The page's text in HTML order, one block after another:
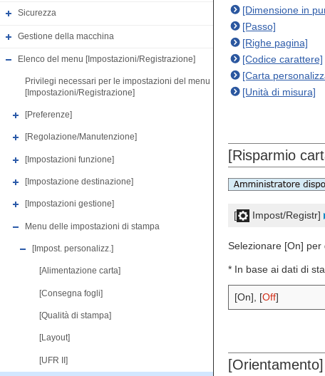
Sicurezza
Gestione della macchina
Elenco del menu [Impostazioni/Registrazione]
Privilegi necessari per le impostazioni del menu
[Impostazioni/Registrazione]
[Preferenze]
[Regolazione/Manutenzione]
[Impostazioni funzione]
[Impostazione destinazione]
[Impostazioni gestione]
Menu delle impostazioni di stampa
[Impost. personalizz.]
[Alimentazione carta]
[Consegna fogli]
[Qualità di stampa]
[Layout]
[UFR II]
[Dimensione in
[Passo]
[Righe pagina]
[Codice carattere]
[Carta
[Unità di misura]
[Risparmio
[ Impost/Registr]
Selezionare [On] per
* In base ai dati di
[On], [Off]
[Orientamento]